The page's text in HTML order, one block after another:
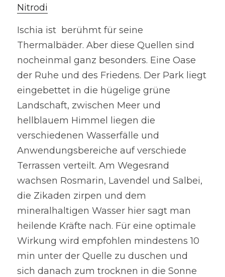
Nitrodi
Ischia ist  berühmt für seine
Thermalbäder. Aber diese Quellen sind
nocheinmal ganz besonders. Eine Oase
der Ruhe und des Friedens. Der Park liegt
eingebettet in die hügelige grüne
Landschaft, zwischen Meer und
hellblauem Himmel liegen die
verschiedenen Wasserfälle und
Anwendungsbereiche auf verschiede
Terrassen verteilt. Am Wegesrand
wachsen Rosmarin, Lavendel und Salbei,
die Zikaden zirpen und dem
mineralhaltigen Wasser hier sagt man
heilende Kräfte nach. Für eine optimale
Wirkung wird empfohlen mindestens 10
min unter der Quelle zu duschen und
sich danach zum trocknen in die Sonne